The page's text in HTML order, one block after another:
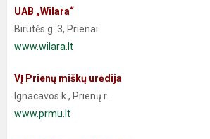
UAB „Wilara“
Birutės g. 3, Prienai
www.wilara.lt
VĮ Prienų miškų urėdija
Ignacavos k., Prienų r.
www.prmu.lt